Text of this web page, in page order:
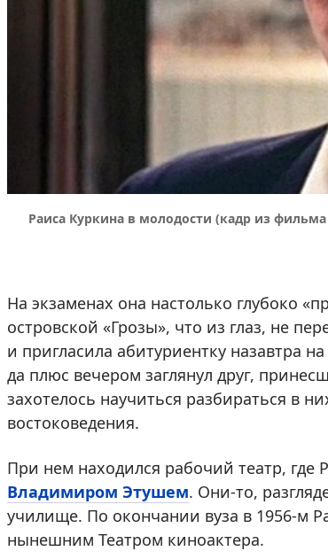
Раиса Куркина в молодости (кадр из фильма
На экзаменах она настолько глубоко
островской «Грозы», что из глаз, не
и пригласила абитуриентку назавтра
да плюс вечером заглянул друг,
захотелось научиться разбираться в
востоковедения.
При нем находился рабочий театр, где
Владимиром Этушем. Они-то,
училище. По окончании вуза в 1956-м
нынешним Театром киноактера.